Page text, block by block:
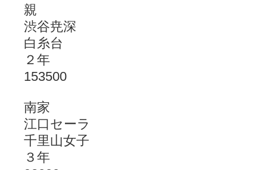
親
渋谷尭深
白糸台
２年
153500
南家
江口セーラ
千里山女子
３年